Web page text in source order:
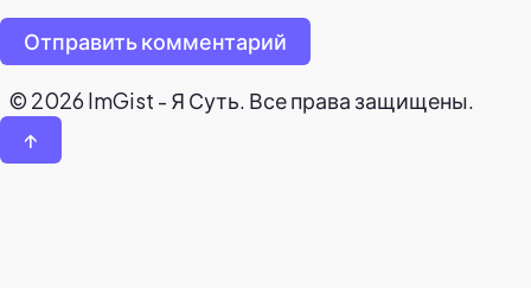
Отправить комментарий
© 2026 ImGist - Я Суть. Все права защищены.
↑